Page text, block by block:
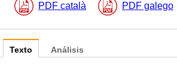
PDF català PDF galego
Texto Análisis